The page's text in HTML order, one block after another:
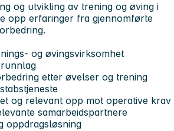
og utvikling av trening og øving i
opp erfaringer fra gjennomførte
og øvingsvirksomhet
etter øvelser og trening
og relevant opp mot operative krav
samarbeidspartnere
oppdragsløsning